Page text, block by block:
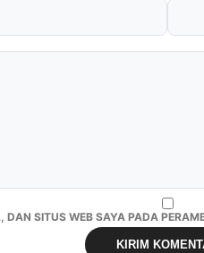
SITUS WEB SAYA PADA